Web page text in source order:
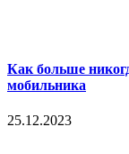
Как больше
мобильника
25.12.2023